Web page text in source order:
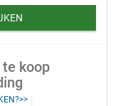
koop